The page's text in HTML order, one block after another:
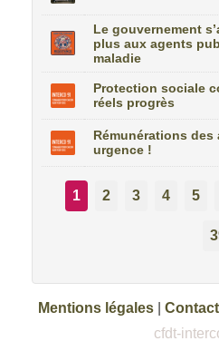
Le gouvernement
plus aux agents
maladie
Protection sociale
réels progrès
Rémunérations
urgence !
1 2 3 4 5
Mentions légales| Contact
cfdt-